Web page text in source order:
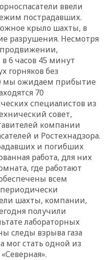
ввели
пострадавших.
крыло шахты, в
разрушения. Несмотря
в 6 часов 45 минут
горняков без
мы ожидаем прибытие
70
специалистов из
совет,
компании
и Ростехнадзора.
и погибших
работа, для них
где работают
всем
шахты, компании,
получили
лабораторных
следы взрыва газа
мог стать одной из